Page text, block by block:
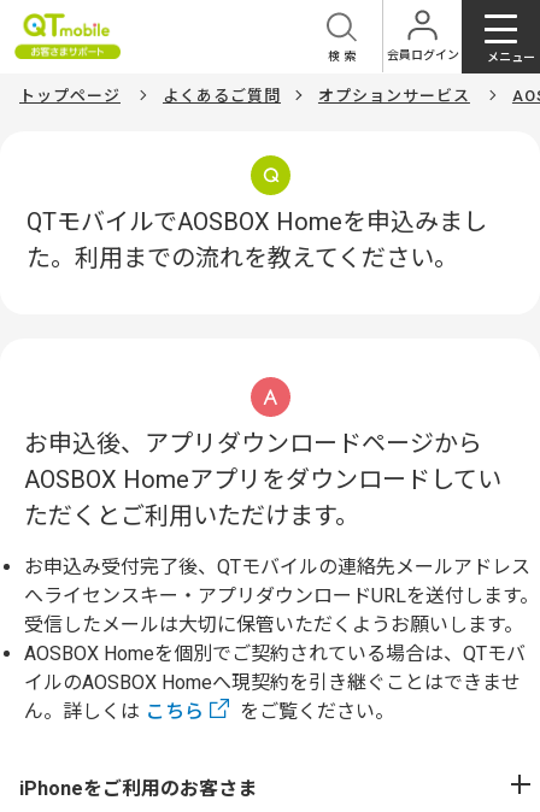
会員ログイン
検索 メニュー
トップページ よくあるご質問 オプションサービス
QTモバイルでAOSBOX Homeを申込みまし
た。利用までの流れを教えてください。
お申込後、アプリダウンロードページから
AOSBOX Homeアプリをダウンロードしてい
ただくとご利用いただけます。
お申込み受付完了後、QTモバイルの連絡先メールアドレス
へライセンスキー・アプリダウンロードURLを送付します。
受信したメールは大切に保管いただくようお願いします。
AOSBOX Homeを個別でご契約されている場合は、QTモバ
イルのAOSBOX Homeへ現契約を引き継ぐことはできませ
ん。詳しくは こちら をご覧ください。
iPhoneをご利用のお客さま